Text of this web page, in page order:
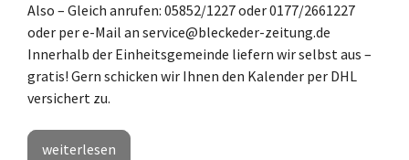
Also – Gleich anrufen: 05852/1227 oder 0177/2661227
oder per e-Mail an service@bleckeder-zeitung.de
Innerhalb der Einheitsgemeinde liefern wir selbst aus –
gratis! Gern schicken wir Ihnen den Kalender per DHL
versichert zu.
weiterlesen